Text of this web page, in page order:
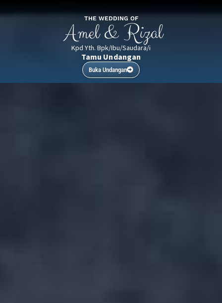
THE WEDDING OF
Amel & Rizal
Kpd Yth. Bpk/Ibu/Saudara/i
Tamu Undangan
Buka Undangan